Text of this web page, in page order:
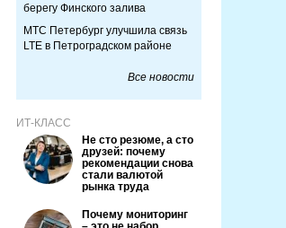
берегу Финского залива
МТС Петербург улучшила связь
LTE в Петроградском районе
Все новости
ИТ-КЛАСС
Не сто резюме, а сто
друзей: почему
рекомендации снова
стали валютой
рынка труда
Почему мониторинг